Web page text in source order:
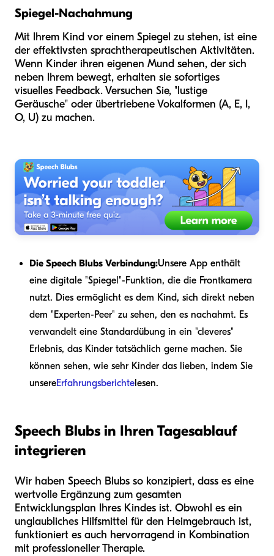
Spiegel-Nachahmung
Mit Ihrem Kind vor einem Spiegel zu stehen, ist eine
der effektivsten sprachtherapeutischen Aktivitäten.
Wenn Kinder ihren eigenen Mund sehen, der sich
neben Ihrem bewegt, erhalten sie sofortiges
visuelles Feedback. Versuchen Sie, "lustige
Geräusche" oder übertriebene Vokalformen (A, E, I,
O, U) zu machen.
Die Speech Blubs Verbindung:Unsere App enthält
eine digitale "Spiegel"-Funktion, die die Frontkamera
nutzt. Dies ermöglicht es dem Kind, sich direkt neben
dem "Experten-Peer" zu sehen, den es nachahmt. Es
verwandelt eine Standardübung in ein "cleveres"
Erlebnis, das Kinder tatsächlich gerne machen. Sie
können sehen, wie sehr Kinder das lieben, indem Sie
unsereErfahrungsberichte lesen.
Speech Blubs in Ihren Tagesablauf
integrieren
Wir haben Speech Blubs so konzipiert, dass es eine
wertvolle Ergänzung zum gesamten
Entwicklungsplan Ihres Kindes ist. Obwohl es ein
unglaubliches Hilfsmittel für den Heimgebrauch ist,
funktioniert es auch hervorragend in Kombination
mit professioneller Therapie.